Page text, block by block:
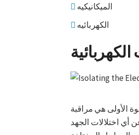
الميكانيكيه
الكهربائيه
الأولى هي مراقبة
اختلالات الجهد